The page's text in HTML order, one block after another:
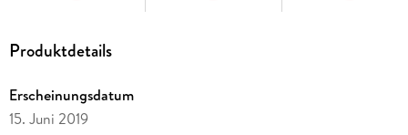
Produktdetails
Erscheinungsdatum
15. Juni 2019